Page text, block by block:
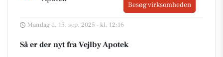
Besøg virksomheden
Mandag d. 15. sep. 2025 - kl. 12:16
Så er der nyt fra Vejlby Apotek